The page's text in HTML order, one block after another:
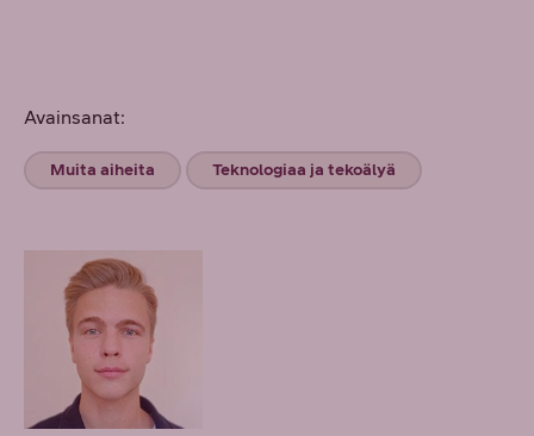
Avainsanat:
Muita aiheita Teknologiaa ja tekoälyä